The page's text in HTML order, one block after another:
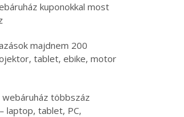
kuponokkal most
majdnem 200
tablet, ebike, motor
webáruház többszáz
laptop, tablet, PC,